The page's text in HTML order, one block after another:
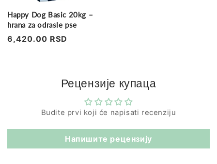
Happy Dog Basic 20kg –
hrana za odrasle pse
Regularna
6,420.00 RSD
Рецензије купаца
Budite prvi koji će napisati recenziju
Напишите рецензију